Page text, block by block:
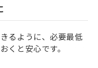
るように、必要最低
くと安心です。